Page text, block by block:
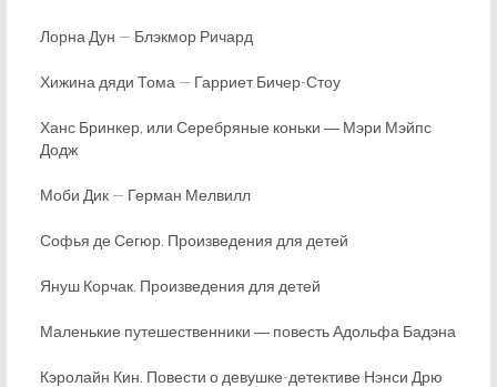
Лорна Дун — Блэкмор Ричард
Хижина дяди Тома — Гарриет Бичер-Стоу
Ханс Бринкер, или Серебряные коньки ― Мэри Мэйпс
Додж
Моби Дик — Герман Мелвилл
Софья де Сегюр. Произведения для детей
Януш Корчак. Произведения для детей
Маленькие путешественники ― повесть Адольфа Бадэна
Кэролайн Кин. Повести о девушке-детективе Нэнси Дрю